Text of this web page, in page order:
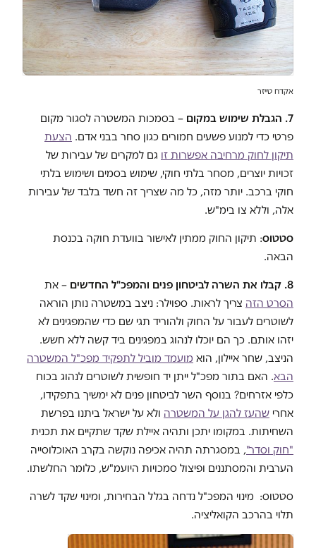
אקדח טייזר
7. הגבלת שימוש במקום
– בסמכות המשטרה לסגור מקום
פרטי כדי למנוע פשעים חמורים כגון סחר בבני אדם. הצעת
תיקון לחוק מרחיבה אפשרות זו גם למקרים של עבירות של
זכויות יוצרים, מסחר בלתי חוקי, שימוש בסמים ושימוש בלתי
חוקי ברכב. יותר מזה, כל מה שצריך זה חשד בלבד של עבירות
אלה, וללא צו בימ"ש.
סטטוס: תיקון החוק ממתין לאישור בוועדת חוקה בכנסת
הבאה.
8. קבלו את השרה לביטחון פנים והמפכ"ל החדשים – את
הסרט הזה צריך לראות. ספוילר: ניצב במשטרה נותן הוראה
לשוטרים לעבור על החוק ולהוריד תגי שם כדי שהמפגינים לא
יזהו אותם. כך הם יוכלו לנהוג במפגינים ביד קשה ללא חשש.
הניצב, שחר איילון, הוא מועמד מוביל לתפקיד מפכ"ל המשטרה
הבא. האם בתור מפכ"ל ייתן יד חופשית לשוטרים לנהוג בכוח
כלפי אזרחים? בנוסף השר לביטחון פנים לא ימשיך בתפקידו,
אחרי שהעז להגן על המשטרה ולא על ישראל ביתנו בפרשת
השחיתות. במקומו יתכן ותהיה איילת שקד שתקיים את תכנית
"חוק וסדר", במסגרתה תהיה אכיפה נוקשה בקרב האוכלוסייה
הערבית והמסתננים ופיצול סמכויות היועמ"ש, כלומר החלשתו.
סטטוס: מינוי המפכ"ל נדחה בגלל הבחירות, ומינוי שקד לשרה
תלוי בהרכב הקואליציה.